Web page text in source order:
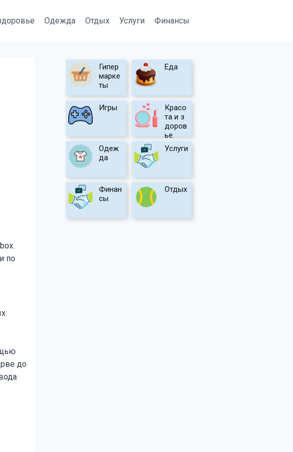
Одежда Отдых Услуги Финансы
по
до
Гипер
марке
ты
Еда
Игры
Красо
та и з
доров
ье
Одеж
да
Услуги
Финан
сы
Отдых